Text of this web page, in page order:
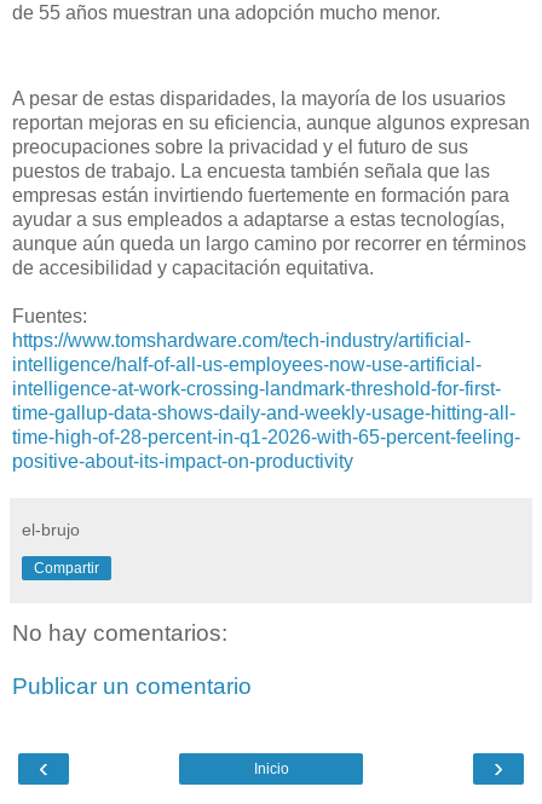
de 55 años muestran una adopción mucho menor.
A pesar de estas disparidades, la mayoría de los usuarios
reportan mejoras en su eficiencia, aunque algunos expresan
preocupaciones sobre la privacidad y el futuro de sus
puestos de trabajo. La encuesta también señala que las
empresas están invirtiendo fuertemente en formación para
ayudar a sus empleados a adaptarse a estas tecnologías,
aunque aún queda un largo camino por recorrer en términos
de accesibilidad y capacitación equitativa.
Fuentes:
https://www.tomshardware.com/tech-industry/artificial-
intelligence/half-of-all-us-employees-now-use-artificial-
intelligence-at-work-crossing-landmark-threshold-for-first-
time-gallup-data-shows-daily-and-weekly-usage-hitting-all-
time-high-of-28-percent-in-q1-2026-with-65-percent-feeling-
positive-about-its-impact-on-productivity
el-brujo
Compartir
No hay comentarios:
Publicar un comentario
‹ ›
Inicio